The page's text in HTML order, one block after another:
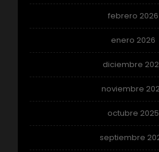
febrero 2026
enero 2026
diciembre
noviembre
octubre 2025
septiembre